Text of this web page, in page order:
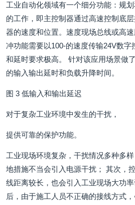
工业自动化领域有一个细分功能：规
的工作，即主控制器通过高速控制底
器的速度和位置。速度现场总线或高
冲功能需要以100-的速度传输24V数字
和延时要求极高。 针对该应用场景做
的输入输出延时和负载升降时间。
图 3 低输入和输出延迟
对于复杂工业环境中发生的干扰，
提供可靠的保护功能。
工业现场环境复杂，干扰情况多种多
地措施不当会引入电源干扰； 其次，
线距离较长，也会引入工业现场大功
后，由于施工人员不正确的接线方式